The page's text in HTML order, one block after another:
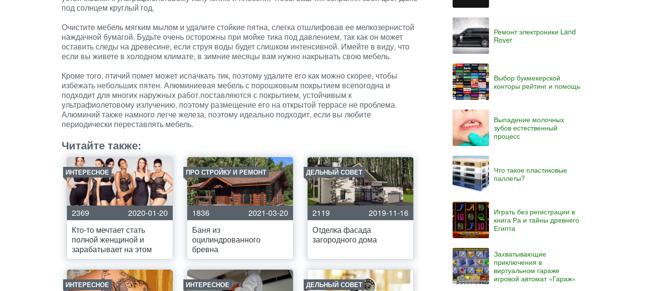
под солнцем круглый год.
Очистите мебель мягким мылом и удалите стойкие пятна, слегка отшлифовав ее мелкозернистой
наждачной бумагой. Будьте очень осторожны при мойке тика под давлением, так как он может
оставить следы на древесине, если струя воды будет слишком интенсивной. Имейте в виду, что
если вы живете в холодном климате, в зимние месяцы вам нужно накрывать свою мебель.
Кроме того, птичий помет может испачкать тик, поэтому удалите его как можно скорее, чтобы
избежать небольших пятен. Алюминиевая мебель с порошковым покрытием всепогодна и
подходит для многих наружных работ.поставляются с покрытием, устойчивым к
ультрафиолетовому излучению, поэтому размещение его на открытой террасе не проблема.
Алюминий также намного легче железа, поэтому идеально подходит, если вы любите
периодически переставлять мебель.
Читайте также:
ИНТЕРЕСНОЕ
2369
2020-01-20
Кто-то мечтает стать
полной женщиной и
зарабатывает на этом
ПРО СТРОЙКУ И РЕМОНТ
1836
2021-03-20
Баня из
оцилиндрованного
бревна
ДЕЛЬНЫЙ СОВЕТ
2119
2019-11-16
Отделка фасада
загородного дома
ИНТЕРЕСНОЕ ИНТЕРЕСНОЕ ДЕЛЬНЫЙ СОВЕТ
Ремонт электроники Land
Rover
Выбор букмекерской
конторы рейтинг и помощь
Выпадение молочных
зубов естественный
процесс
Что такое пластиковые
паллеты?
Играть без регистрации в
книга Ра и тайны древнего
Египта
Захватывающие
приключения в
виртуальном гараже
игровой автомат «Гараж»